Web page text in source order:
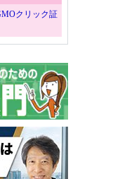
クリック証